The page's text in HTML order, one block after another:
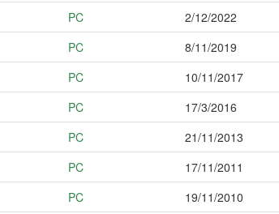
PC
2/12/2022
PC
8/11/2019
PC
10/11/2017
PC
17/3/2016
PC
21/11/2013
PC
17/11/2011
PC
19/11/2010